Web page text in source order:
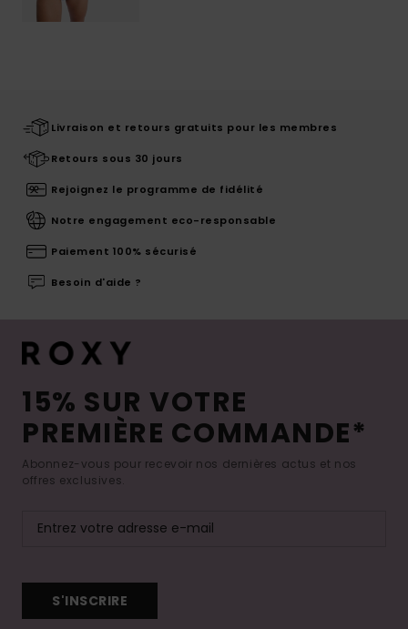
Livraison et retours gratuits pour les membres
Retours sous 30 jours
Rejoignez le programme de fidélité
Notre engagement eco-responsable
Paiement 100% sécurisé
Besoin d'aide ?
15% SUR VOTRE
PREMIÈRE COMMANDE*
Abonnez-vous pour recevoir nos dernières actus et nos
offres exclusives.
S'INSCRIRE